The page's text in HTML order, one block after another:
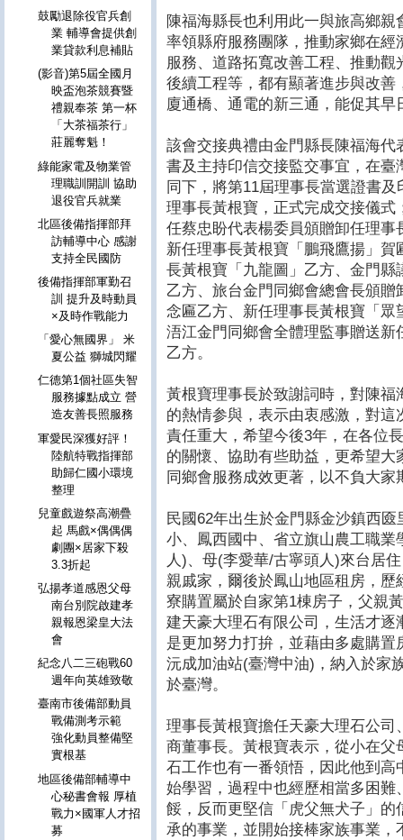
陳福海縣長也利用此一與旅高鄉
率領縣府服務團隊，推動家鄉在
服務、道路拓寬改善工程、推動
後續工程等，都有顯著進步與改
廈通橋、通電的新三通，能促其
該會交接典禮由金門縣長陳福海
書及主持印信交接監交事宜，在
同下，將第11屆理事長當選證書
理事長黃根寶，正式完成交接儀
任蔡忠盼代表楊委員頒贈卸任理
新任理事長黃根寶「鵬飛鷹揚」
長黃根寶「九龍圖」乙方、金門
乙方、旅台金門同鄉會總會長頒
念匾乙方、新任理事長黃根寶「
浯江金門同鄉會全體理監事贈送
乙方。
黃根寶理事長於致謝詞時，對陳
的熱情参與，表示由衷感激，對
責任重大，希望今後3年，在各位
的關懷、協助有些助益，更希望
同鄉會服務成效更著，以不負大家
民國62年出生於金門縣金沙鎮西
小、鳳西國中、省立旗山農工職
人)、母(李愛華/古寧頭人)來台居
親戚家，爾後於鳳山地區租房，
寮購置屬於自家第1棟房子，父親
建天豪大理石有限公司，生活才
是更加努力打拚，並藉由多處購
沅成加油站(臺灣中油)，納入於家
於臺灣。
理事長黃根寶擔任天豪大理石公
商董事長。黃根寶表示，從小在
石工作也有一番領悟，因此他到
始學習，過程中也經歷相當多困
餒，反而更堅信「虎父無犬子」
承的事業，並開始接棒家族事業
鼓勵退除役官兵創
業 輔導會提供創
業貸款利息補貼
(影音)第5屆全國月
映盃泡茶競賽暨
禮親奉茶 第一杯
「大茶福茶行」
莊麗奪魁！
綠能家電及物業管
理職訓開訓 協助
退役官兵就業
北區後備指揮部拜
訪輔導中心 感謝
支持全民國防
後備指揮部軍勤召
訓 提升及時動員
×及時作戰能力
「愛心無國界」 米
夏公益 獅城閃耀
仁德第1個社區失智
服務據點成立 營
造友善長照服務
軍愛民深獲好評！
陸航特戰指揮部
助歸仁國小環境
整理
兒童戲遊祭高潮疊
起 馬戲×偶偶偶
劇團×居家下殺
3.3折起
弘揚孝道感恩父母
南台別院啟建孝
親報恩梁皇大法
會
紀念八二三砲戰60
週年向英雄致敬
臺南市後備部動員
戰備測考示範
強化動員整備堅
實根基
地區後備部輔導中
心秘書會報 厚植
戰力×國軍人才招
募